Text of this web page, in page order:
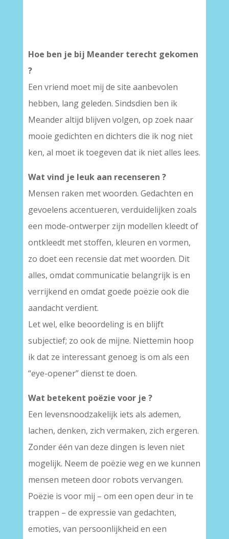
Hoe ben je bij Meander terecht gekomen
?
Een vriend moet mij de site aanbevolen
hebben, lang geleden. Sindsdien ben ik
Meander altijd blijven volgen, op zoek naar
mooie gedichten en dichters die ik nog niet
ken, al moet ik toegeven dat ik niet alles lees.
Wat vind je leuk aan recenseren ?
Mensen raken met woorden. Gedachten en
gevoelens accentueren, verduidelijken zoals
een mode-ontwerper zijn modellen kleedt of
ontkleedt met stoffen, kleuren en vormen,
zo doet een recensie dat met woorden. Dit
alles, omdat communicatie belangrijk is en
verrijkend en omdat goede poëzie ook die
aandacht verdient.
Let wel, elke beoordeling is en blijft
subjectief; zo ook de mijne. Niettemin hoop
ik dat ze interessant genoeg is om als een
“eye-opener” dienst te doen.
Wat betekent poëzie voor je ?
Een levensnoodzakelijk iets als ademen,
lachen, denken, zich vermaken, zich ergeren.
Zonder één van deze dingen is leven niet
mogelijk. Neem de poëzie weg en we kunnen
mensen meteen door robots vervangen.
Poëzie is voor mij – om een open deur in te
trappen – de expressie van gedachten,
emoties, van persoonlijkheid en een